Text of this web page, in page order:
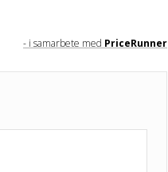
- i samarbete med PriceRunner